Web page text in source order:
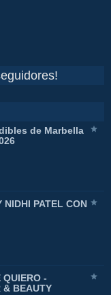
de Marbella
NIDHI PATEL CON
-
& BEAUTY